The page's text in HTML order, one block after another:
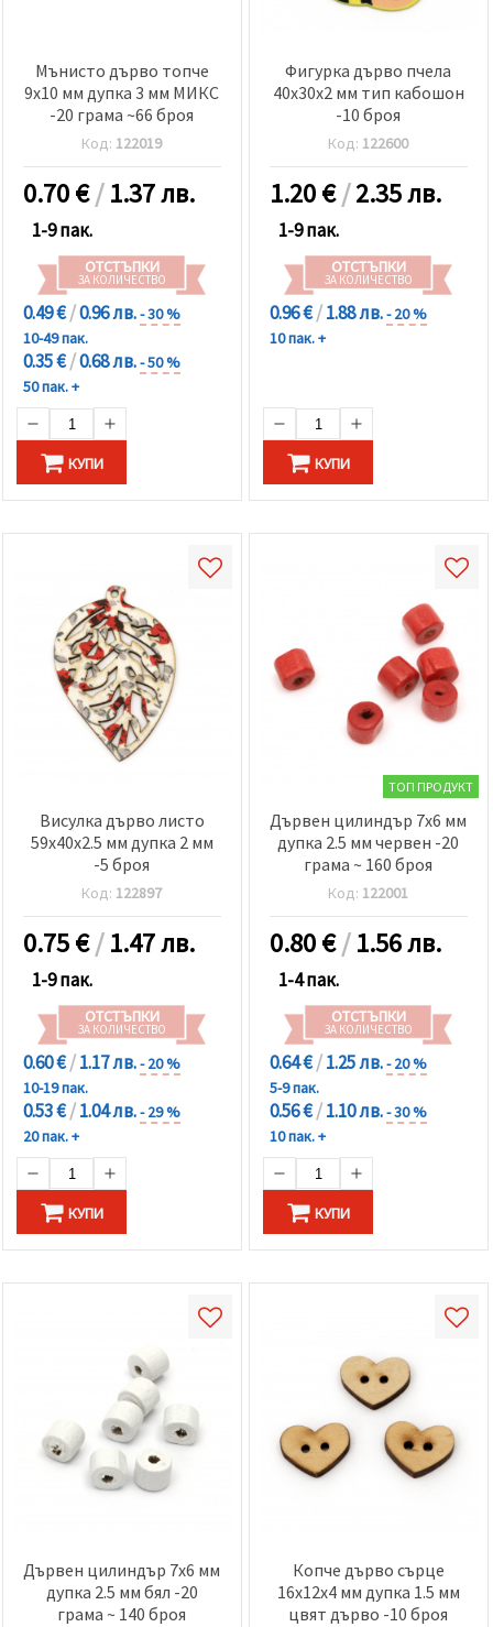
Мънисто дърво топче
9x10 мм дупка 3 мм МИКС
-20 грама ~66 броя
Код: 122019
0.70€/1.37 лв.
1-9 пак.
ОТСТЪПКИ
ЗА КОЛИЧЕСТВО
0.49 €/0.96 лв.- 30 %
10-49 пак.
0.35 €/0.68 лв.- 50 %
50 пак. +
КУПИ
Фигурка дърво пчела
40x30x2 мм тип кабошон
-10 броя
Код: 122600
1.20€/2.35 лв.
1-9 пак.
ОТСТЪПКИ
ЗА КОЛИЧЕСТВО
0.96 €/1.88 лв.- 20 %
10 пак. +
КУПИ
Висулка дърво листо
59x40x2.5 мм дупка 2 мм
-5 броя
Код: 122897
0.75€/1.47 лв.
1-9 пак.
ОТСТЪПКИ
ЗА КОЛИЧЕСТВО
0.60 €/1.17 лв.- 20 %
10-19 пак.
0.53 €/1.04 лв.- 29 %
20 пак. +
КУПИ
ТОП ПРОДУКТ
Дървен цилиндър 7x6 мм
дупка 2.5 мм червен -20
грама ~ 160 броя
Код: 122001
0.80€/1.56 лв.
1-4 пак.
ОТСТЪПКИ
ЗА КОЛИЧЕСТВО
0.64 €/1.25 лв.- 20 %
5-9 пак.
0.56 €/1.10 лв.- 30 %
10 пак. +
КУПИ
Дървен цилиндър 7x6 мм
дупка 2.5 мм бял -20
грама ~ 140 броя
Копче дърво сърце
16x12x4 мм дупка 1.5 мм
цвят дърво -10 броя